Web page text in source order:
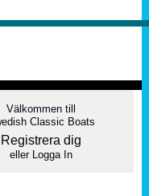
Välkommen till
Classic Boats
Registrera dig
eller Logga In